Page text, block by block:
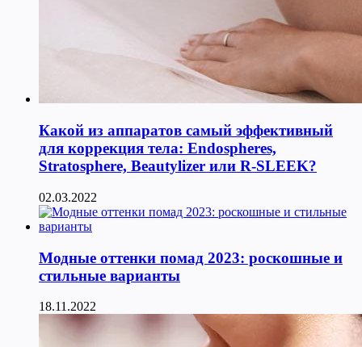
Какой из аппаратов самый эффективный
для коррекция тела: Endospheres,
Stratosphere, Beautylizer или R-SLEEK?
02.03.2022
Модные оттенки помад 2023: роскошные и
стильные варианты
18.11.2022